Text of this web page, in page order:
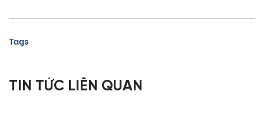
Tags
TIN TỨC LIÊN QUAN